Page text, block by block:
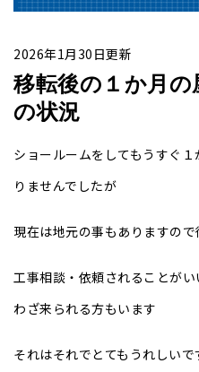
2026年1月30日更新
移転後の１か月
の状況
ショールームをしてもうすぐ
りませんでしたが
現在は地元の事もありますの
工事相談・依頼されることが
わざ来られる方もいます
それはそれでとてもうれしいで